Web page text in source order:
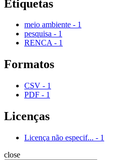
Etiquetas
meio ambiente - 1
pesquisa - 1
RENCA - 1
Formatos
CSV - 1
PDF - 1
Licenças
Licença não especif... - 1
close